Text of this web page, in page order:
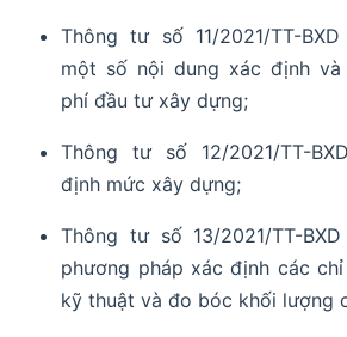
Thông tư số 11/2021/TT-
một số nội dung xác định
phí đầu tư xây dựng;
Thông tư số 12/2021/TT-
định mức xây dựng;
Thông tư số 13/2021/TT-
phương pháp xác định các
kỹ thuật và đo bóc khối lượng